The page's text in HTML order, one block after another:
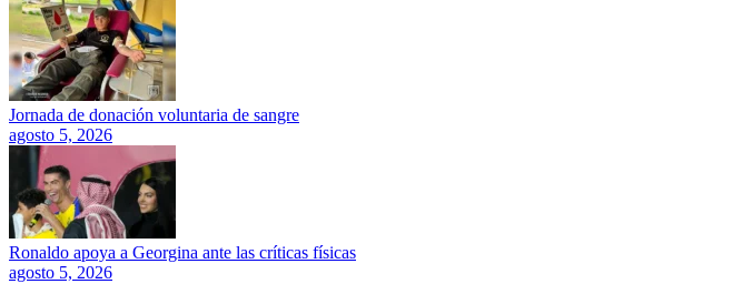
Jornada de donación voluntaria de sangre
agosto 5, 2026
Ronaldo apoya a Georgina ante las críticas físicas
agosto 5, 2026